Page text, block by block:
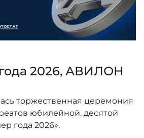
2026, АВИЛОН
торжественная церемония
юбилейной, десятой
года 2026».